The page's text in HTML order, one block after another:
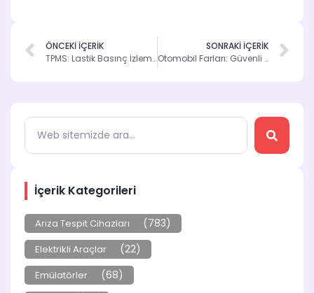
İçerik Kategorileri
Arıza Tespit Cihazları (783)
Elektrikli Araçlar (22)
Emülatörler (68)
ÖNCEKİ İÇERİK
TPMS: Lastik Basınç İzleme Sistemi ve Önemi
SONRAKİ İÇERİK
Otomobil Farları: Güvenli Sürüş İçin Önemi ve Türleri